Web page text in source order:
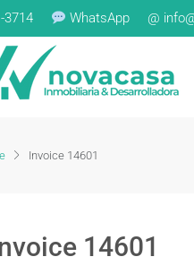
3714 WhatsApp @
Invoice 14601
14601